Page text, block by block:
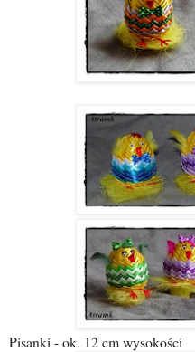
Pisanki - ok. 12 cm wysokości